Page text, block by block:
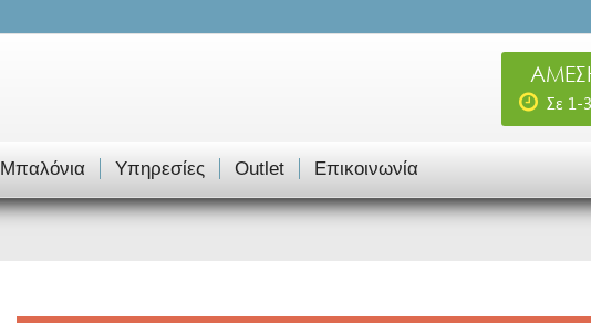
Σε 1-
Μπαλόνια Υπηρεσίες Outlet Επικοινωνία